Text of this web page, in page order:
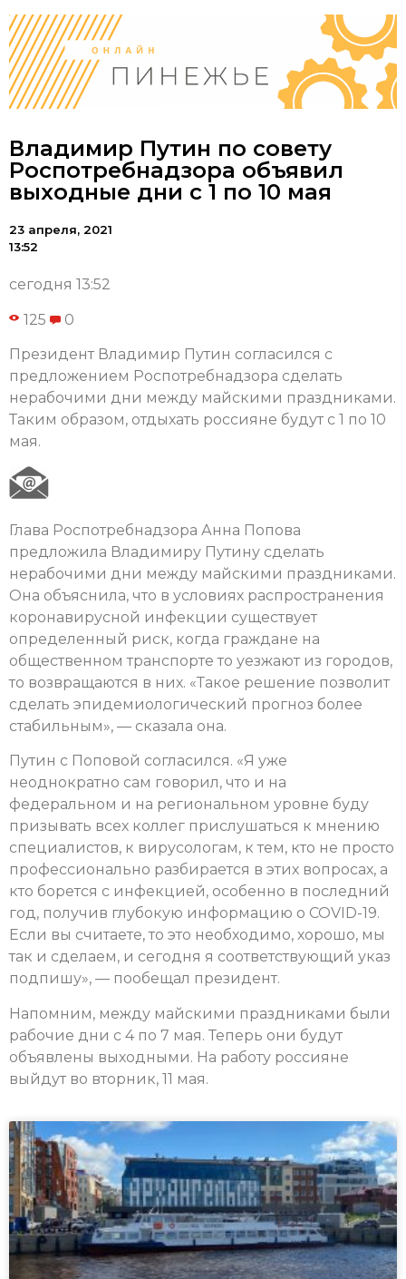
Владимир Путин по совету
Роспотребнадзора объявил
выходные дни с 1 по 10 мая
23 апреля, 2021
13:52
сегодня 13:52
125 0
Президент Владимир Путин согласился с
предложением Роспотребнадзора сделать
нерабочими дни между майскими праздниками.
Таким образом, отдыхать россияне будут с 1 по 10
мая.
Глава Роспотребнадзора Анна Попова
предложила Владимиру Путину сделать
нерабочими дни между майскими праздниками.
Она объяснила, что в условиях распространения
коронавирусной инфекции существует
определенный риск, когда граждане на
общественном транспорте то уезжают из городов,
то возвращаются в них. «Такое решение позволит
сделать эпидемиологический прогноз более
стабильным», — сказала она.
Путин с Поповой согласился. «Я уже
неоднократно сам говорил, что и на
федеральном и на региональном уровне буду
призывать всех коллег прислушаться к мнению
специалистов, к вирусологам, к тем, кто не просто
профессионально разбирается в этих вопросах, а
кто борется с инфекцией, особенно в последний
год, получив глубокую информацию о COVID-19.
Если вы считаете, то это необходимо, хорошо, мы
так и сделаем, и сегодня я соответствующий указ
подпишу», — пообещал президент.
Напомним, между майскими праздниками были
рабочие дни с 4 по 7 мая. Теперь они будут
объявлены выходными. На работу россияне
выйдут во вторник, 11 мая.